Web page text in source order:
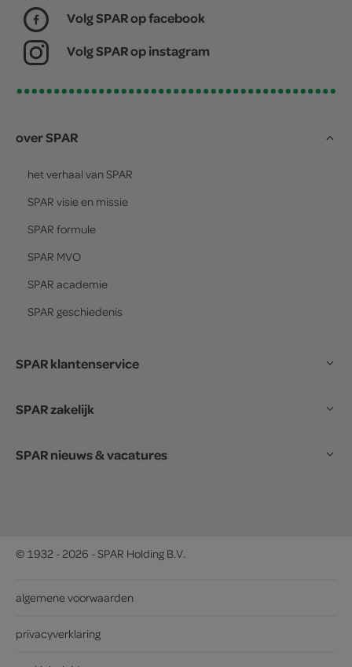
Volg SPAR op facebook
Volg SPAR op instagram
over SPAR
het verhaal van SPAR
SPAR visie en missie
SPAR formule
SPAR MVO
SPAR academie
SPAR geschiedenis
SPAR klantenservice
SPAR zakelijk
SPAR nieuws & vacatures
© 1932 - 2026 - SPAR Holding B.V.
algemene voorwaarden
privacyverklaring